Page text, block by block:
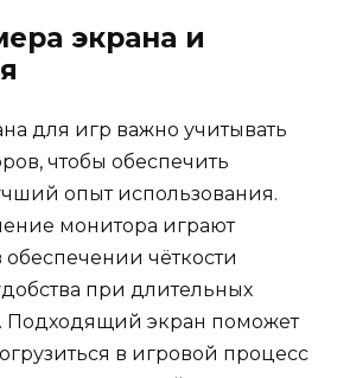
экрана и
для игр важно учитывать
чтобы обеспечить
опыт использования.
монитора играют
чёткости
при длительных
Подходящий экран поможет
в игровой процесс